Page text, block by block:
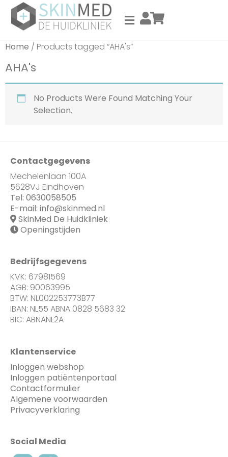
Home / Products tagged “AHA's”
AHA's
No Products Were Found Matching Your
Selection.
Contactgegevens
Mechelenlaan 100A
5628VJ Eindhoven
Tel: 0630058505
E-mail: info@skinmed.nl
SkinMed De Huidkliniek
Openingstijden
Bedrijfsgegevens
KVK: 67981569
AGB: 90063995
BTW: NL002253773B77
IBAN: NL55 ABNA 0828 5683 32
BIC: ABNANL2A
Klantenservice
Inloggen webshop
Inloggen patiëntenportaal
Contactformulier
Algemene voorwaarden
Privacyverklaring
Social Media